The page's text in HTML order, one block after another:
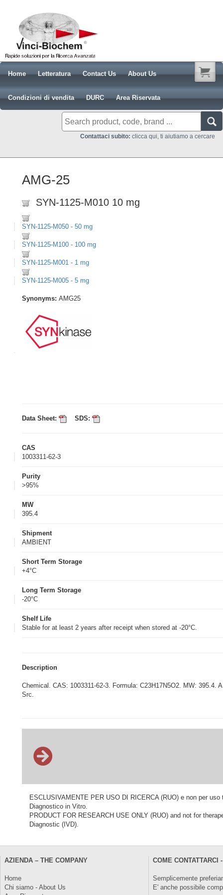
Home Letteratura Contact Us About Us
Condizioni di vendita DURC Area Riservata
Contattaci subito: clicca qui, ti aiutiamo a cercare
AMG-25
SYN-1125-M010 10 mg
SYN-1125-M050 - 50 mg
SYN-1125-M100 - 100 mg
SYN-1125-M001 - 1 mg
SYN-1125-M005 - 5 mg
Synonyms: AMG25
Data Sheet: SDS:
CAS
1003311-62-3
Purity
>95%
MW
395.4
Shipment
AMBIENT
Short Term Storage
+4°C
Long Term Storage
-20°C
Shelf Life
Stable for at least 2 years after receipt when stored at -20°C.
Description
Chemical. CAS: 1003311-62-3. Formula: C23H17N5O2. MW:
Src.
ESCLUSIVAMENTE PER USO DI RICERCA (RUO) e non per
Diagnostico in Vitro.
PRODUCT FOR RESEARCH USE ONLY (RUO) and not for
Diagnostic (IVD).
AZIENDA – THE COMPANY
Home
Chi siamo - About Us
COME CONTATTARCI
Semplicemente
E' anche possibile